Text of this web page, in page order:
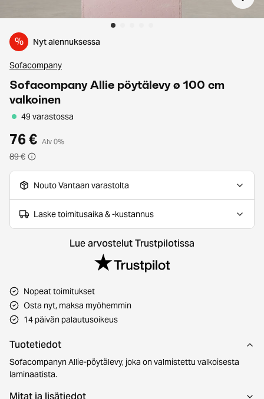
% Nyt alennuksessa
Sofacompany
Sofacompany Allie pöytälevy ø 100 cm
valkoinen
49 varastossa
76 € Alv 0%
89 €
Nouto Vantaan varastolta
Laske toimitusaika & -kustannus
Lue arvostelut Trustpilotissa
Nopeat toimitukset
Osta nyt, maksa myöhemmin
14 päivän palautusoikeus
Tuotetiedot
Sofacompanyn Allie-pöytälevy, joka on valmistettu valkoisesta
laminaatista.